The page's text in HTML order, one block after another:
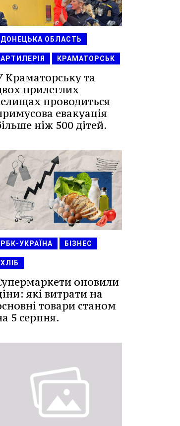
ДОНЕЦЬКА ОБЛАСТЬ
АРТИЛЕРІЯ КРАМАТОРСЬК
Краматорську та
прилеглих
проводиться
евакуація
ніж 500 дітей.
РБК-УКРАЇНА БІЗНЕС
ХЛІБ
оновили
які витрати на
товари станом
5 серпня.